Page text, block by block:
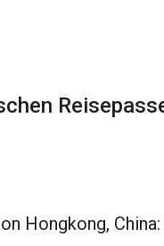
Hongkong, China: